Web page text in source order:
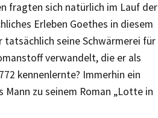
fragten sich natürlich im Lauf der
Erleben Goethes in diesem
seine Schwärmerei für
verwandelt, die er als
kennenlernte? Immerhin ein
Mann zu seinem Roman „Lotte in